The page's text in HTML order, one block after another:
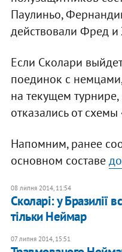
Паулиньо,
действовали Фред и
Если Сколари
поединок с
на текущем
отказались от
Напомним, ранее
основном составе
08 липня 2014, 11:54
Сколарі: у Бразилії
тільки Неймар
07 липня 2014, 15:51